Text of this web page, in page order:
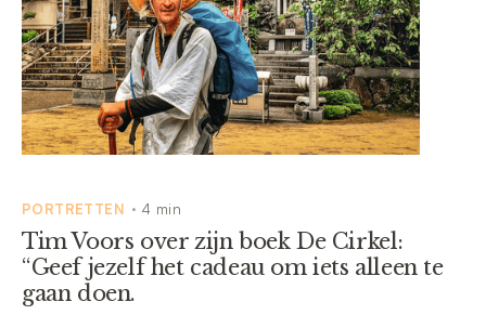
PORTRETTEN • 4 min
Tim Voors over zijn boek De Cirkel:
“Geef jezelf het cadeau om iets alleen te
gaan doen.